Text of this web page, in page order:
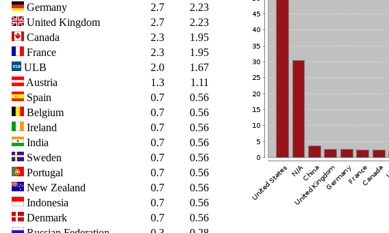
Germany
2.7
2.23
United Kingdom
2.7
2.23
Canada
2.3
1.95
France
2.3
1.95
ULB
2.0
1.67
Austria
1.3
1.11
Spain
0.7
0.56
Belgium
0.7
0.56
Ireland
0.7
0.56
India
0.7
0.56
Sweden
0.7
0.56
Portugal
0.7
0.56
New Zealand
0.7
0.56
Indonesia
0.7
0.56
Denmark
0.7
0.56